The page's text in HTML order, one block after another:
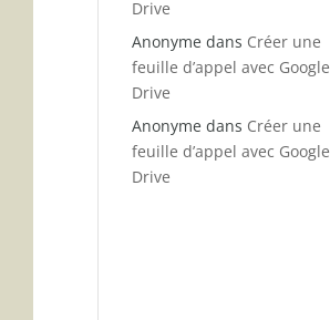
Drive
Anonyme dans Créer une
feuille d’appel avec Google
Drive
Anonyme dans Créer une
feuille d’appel avec Google
Drive